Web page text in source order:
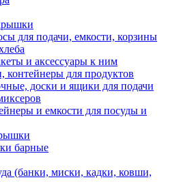
для подачи, емкости, корзины
и аксессуары к ним
контейнеры для продуктов
доски и ящики для подачи
и емкости для посуды и
барные
(банки, миски, кадки, ковши,